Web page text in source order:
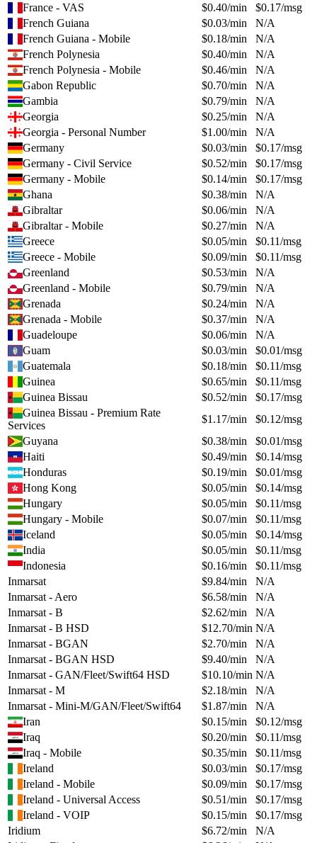
France - VAS $0.40/min $0.17/msg
French Guiana
$0.03/min
N/A
French Guiana - Mobile
$0.18/min
N/A
French Polynesia
$0.40/min
N/A
French Polynesia - Mobile
$0.46/min
N/A
Gabon Republic
$0.70/min
N/A
Gambia
$0.79/min
N/A
Georgia
$0.25/min
N/A
Georgia - Personal Number
$1.00/min
N/A
Germany
$0.03/min $0.17/msg
Germany - Civil Service
$0.52/min $0.17/msg
Germany - Mobile
$0.14/min $0.17/msg
Ghana
$0.38/min
N/A
Gibraltar
$0.06/min
N/A
Gibraltar - Mobile
$0.27/min
N/A
Greece
$0.05/min $0.11/msg
Greece - Mobile
$0.09/min $0.11/msg
Greenland
$0.53/min
N/A
Greenland - Mobile
$0.79/min
N/A
Grenada
$0.24/min
N/A
Grenada - Mobile
$0.37/min
N/A
Guadeloupe
$0.06/min
N/A
Guam
$0.03/min $0.01/msg
Guatemala
$0.18/min $0.11/msg
Guinea
$0.65/min $0.11/msg
Guinea Bissau
$0.52/min $0.17/msg
Guinea Bissau - Premium Rate
Services
$1.17/min $0.12/msg
Guyana
$0.38/min $0.01/msg
Haiti
$0.49/min $0.14/msg
Honduras
$0.19/min $0.01/msg
Hong Kong
$0.05/min $0.14/msg
Hungary
$0.05/min $0.11/msg
Hungary - Mobile
$0.07/min $0.11/msg
Iceland
$0.05/min $0.14/msg
India
$0.05/min $0.11/msg
Indonesia
$0.16/min $0.11/msg
Inmarsat
$9.84/min
N/A
Inmarsat - Aero
$6.58/min
N/A
Inmarsat - B
$2.62/min
N/A
Inmarsat - B HSD
$12.70/min N/A
Inmarsat - BGAN
$2.70/min
N/A
Inmarsat - BGAN HSD
$9.40/min
N/A
Inmarsat - GAN/Fleet/Swift64 HSD
$10.10/min N/A
Inmarsat - M
$2.18/min
N/A
Inmarsat - Mini-M/GAN/Fleet/Swift64
$1.87/min
N/A
Iran
$0.15/min $0.12/msg
Iraq
$0.20/min $0.11/msg
Iraq - Mobile
$0.35/min $0.11/msg
Ireland
$0.03/min $0.17/msg
Ireland - Mobile
$0.09/min $0.17/msg
Ireland - Universal Access
$0.51/min $0.17/msg
Ireland - VOIP
$0.15/min $0.17/msg
Iridium
$6.72/min
N/A